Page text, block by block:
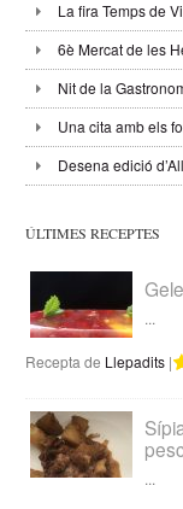
La fira Temps de
6è Mercat de les
Nit de la
Una cita amb els
Desena edició
ÚLTIMES RECEPTES
...
Recepta de Llepadits |
...